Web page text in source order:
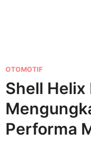
P
o
s
e
d
OTOMOTIF
Shell
Performa